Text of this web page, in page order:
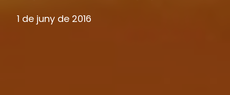
1 de juny de 2016